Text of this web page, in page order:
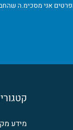
אני מסכימ.ה
מידע